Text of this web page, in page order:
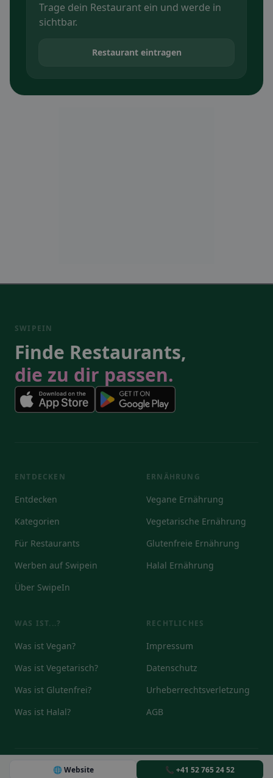
🌐 Website 📞 +41 52 765 24 52
Trage dein Restaurant ein und werde in
sichtbar.
Restaurant eintragen
SWIPEIN
Finde Restaurants,
die zu dir passen.
ENTDECKEN
Entdecken
Kategorien
Für Restaurants
Werben auf Swipein
Über SwipeIn
ERNÄHRUNG
Vegane Ernährung
Vegetarische Ernährung
Glutenfreie Ernährung
Halal Ernährung
WAS IST...?
Was ist Vegan?
Was ist Vegetarisch?
Was ist Glutenfrei?
Was ist Halal?
RECHTLICHES
Impressum
Datenschutz
Urheberrechtsverletzung
AGB
© 2026